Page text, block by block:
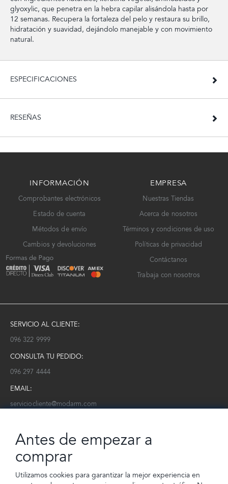
glyoxylic, que penetra en la hebra capilar alisándola hasta por
12 semanas. Recupera la fortaleza del pelo y restaura su brillo,
hidratación y suavidad, dejándolo manejable y con movimiento
natural.
ESPECIFICACIONES
RESEÑAS
INFORMACIÓN
Comprobantes electrónicos
Estado de cuenta
Métodos de envío
Cambios y devoluciones
EMPRESA
Nuestras Tiendas
Acerca de nosotros
Términos y condiciones de uso
Políticas de privacidad
Contáctanos
Trabaja con nosotros
SERVICIO AL CLIENTE:
096 322 9999
CONSULTA TU PEDIDO:
096 297 4444
EMAIL:
serviciocliente@modarm.com
Conoce toda la información sobre últimas colecciones, eventos y
Subscríbete a nuestro newsletter
Antes de empezar a
comprar
Utilizamos cookies para garantizar la mejor experiencia en